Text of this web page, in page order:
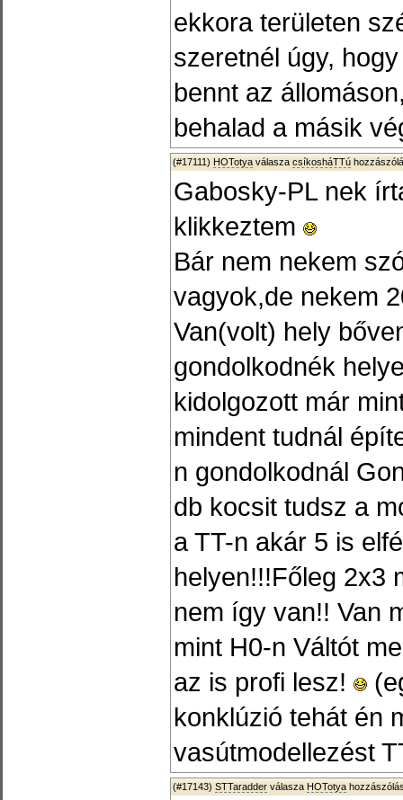
ekkora területen
szeretnél úgy,
bennt az
behalad a másik
(#17111) HOTotya válasza csíkosháTTú
Gabosky-PL nek
klikkeztem
Bár nem nekem
vagyok,de nekem
Van(volt) hely
gondolkodnék
kidolgozott már
mindent tudnál
n gondolkodnál
db kocsit tudsz a
a TT-n akár 5 is
helyen!!!Főleg 2x3
nem így van!! Van
mint H0-n Váltót
az is profi lesz!
konklúzió tehát én
vasútmodellezést
(#17143) STTaradder válasza HOTotya